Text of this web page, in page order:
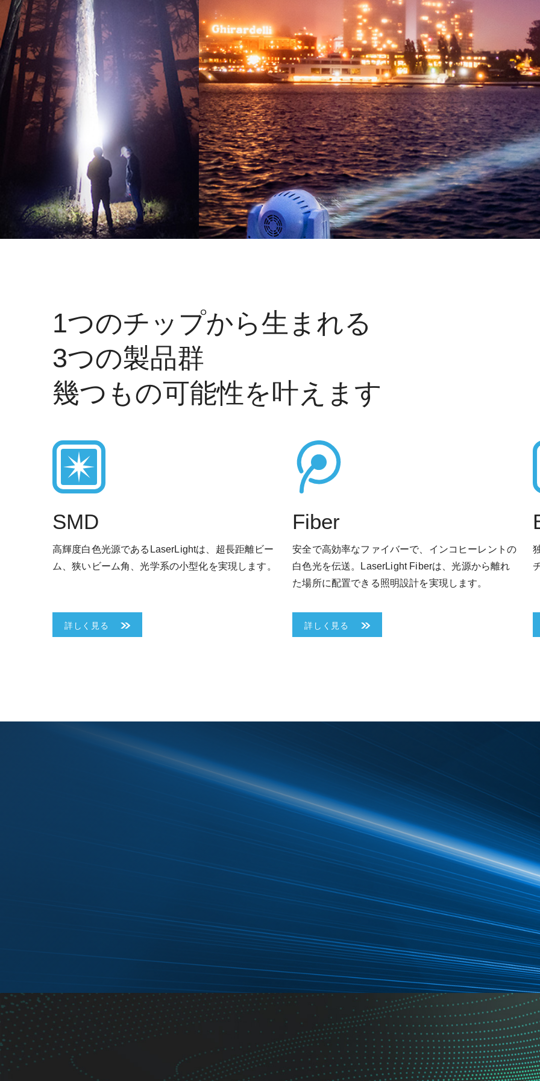
詳しく見る
1つのチップから生まれる
3つの製品群
幾つもの可能性を叶えます
SMD
高輝度白色光源であるLaserLightは、超長距離ビー
ム、狭いビーム角、光学系の小型化を実現します。
詳しく見る 詳しく見る
Fiber
安全で高効率なファイバーで、インコヒーレントの
白色光を伝送。LaserLight Fiberは、光源から離れ
た場所に配置できる照明設計を実現します。